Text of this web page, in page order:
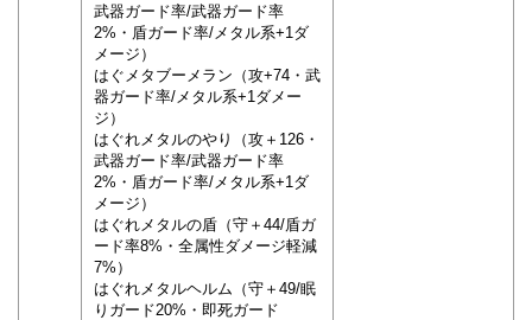
武器ガード率/武器ガード率
2%・盾ガード率/メタル系+1ダ
メージ）
はぐメタブーメラン（攻+74・武
器ガード率/メタル系+1ダメー
ジ）
はぐれメタルのやり（攻＋126・
武器ガード率/武器ガード率
2%・盾ガード率/メタル系+1ダ
メージ）
はぐれメタルの盾（守＋44/盾ガ
ード率8%・全属性ダメージ軽減
7%）
はぐれメタルヘルム（守＋49/眠
りガード20%・即死ガード